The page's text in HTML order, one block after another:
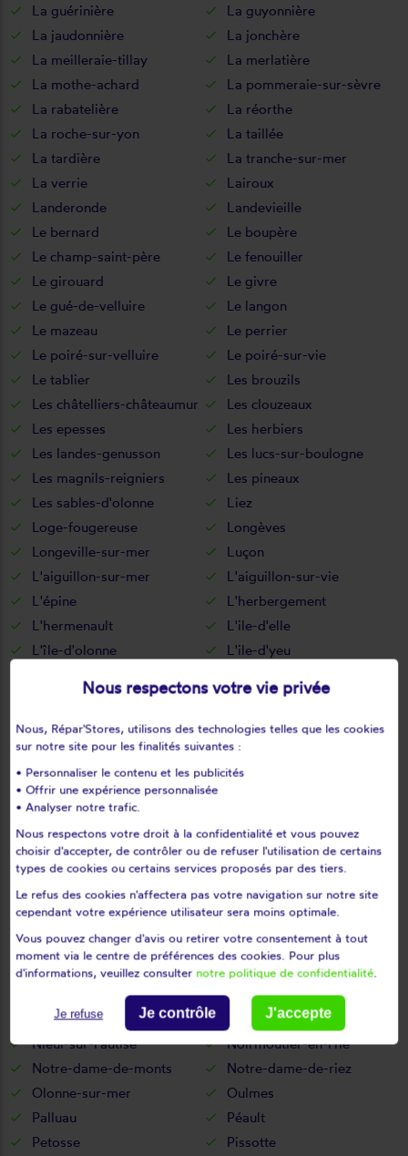
La guérinière
La guyonnière
La jaudonnière
La jonchère
La meilleraie-tillay
La merlatière
La mothe-achard
La pommeraie-sur-sèvre
La rabatelière
La réorthe
La roche-sur-yon
La taillée
La tardière
La tranche-sur-mer
La verrie
Lairoux
Landeronde
Landevieille
Le bernard
Le boupère
Le champ-saint-père
Le fenouiller
Le girouard
Le givre
Le gué-de-velluire
Le langon
Le mazeau
Le perrier
Le poiré-sur-velluire
Le poiré-sur-vie
Le tablier
Les brouzils
Les châtelliers-châteaumur
Les clouzeaux
Les epesses
Les herbiers
Les landes-genusson
Les lucs-sur-boulogne
Les magnils-reigniers
Les pineaux
Les sables-d'olonne
Liez
Loge-fougereuse
Longèves
Longeville-sur-mer
Luçon
L'aiguillon-sur-mer
L'aiguillon-sur-vie
L'épine
L'herbergement
L'hermenault
L'ile-d'elle
L'île-d'olonne
L'ile-d'yeu
Maillé
Maillezais
Mallièvre
Marillet
Marsais-sainte-radégonde
Martinet
Menomblet
Mervent
Montournais
Montreuil
Montréverd
Moreilles
Mormaison
Mortagne-sur-sèvre
Mouchamps
Mouilleron-en-pareds
Mouilleron-le-captif
Mouilleron-Saint-Germain
Moutiers-les-mauxfaits
Moutiers-sur-le-lay
Mouzeuil-saint-martin
Nalliers
Nesmy
Nieul-le-dolent
Nieul-sur-l'autise
Noirmoutier-en-l'île
Notre-dame-de-monts
Notre-dame-de-riez
Olonne-sur-mer
Oulmes
Palluau
Péault
Petosse
Pissotte
Nous respectons votre vie privée
Nous, Répar'Stores, utilisons des technologies telles que les cookies
sur notre site pour les finalités suivantes :
• Personnaliser le contenu et les publicités
• Offrir une expérience personnalisée
• Analyser notre trafic.
Nous respectons votre droit à la confidentialité et vous pouvez
choisir d'accepter, de contrôler ou de refuser l'utilisation de certains
types de cookies ou certains services proposés par des tiers.
Le refus des cookies n'affectera pas votre navigation sur notre site
cependant votre expérience utilisateur sera moins optimale.
Vous pouvez changer d'avis ou retirer votre consentement à tout
moment via le centre de préférences des cookies. Pour plus
d'informations, veuillez consulter notre politique de confidentialité.
Je refuse Je contrôle J'accepte